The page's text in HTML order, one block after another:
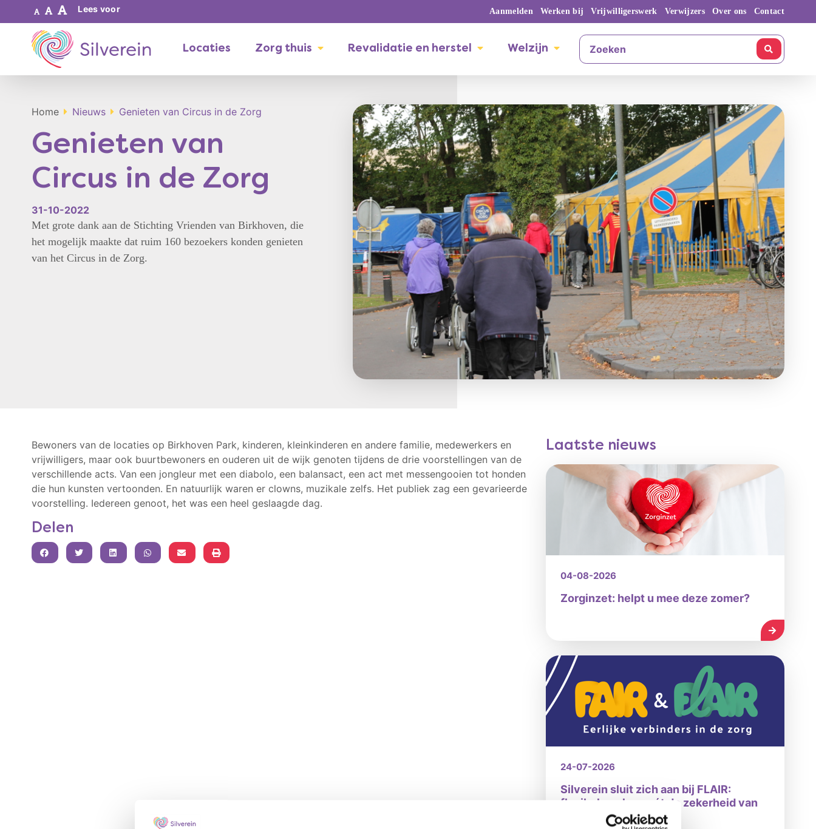
Lees voor Aanmelden Werken bij Vrijwilligerswerk Verwijzers Over ons Contact
Locaties Zorg thuis Revalidatie en herstel Welzijn
Home Nieuws Genieten van Circus in de Zorg
Genieten van
Circus in de Zorg
31-10-2022
Met grote dank aan de Stichting Vrienden van Birkhoven, die
het mogelijk maakte dat ruim 160 bezoekers konden genieten
van het Circus in de Zorg.
Bewoners van de locaties op Birkhoven Park, kinderen, kleinkinderen en andere familie, medewerkers en
vrijwilligers, maar ook buurtbewoners en ouderen uit de wijk genoten tijdens de drie voorstellingen van de
verschillende acts. Van een jongleur met een diabolo, een balansact, een act met messengooien tot honden
die hun kunsten vertoonden. En natuurlijk waren er clowns, muzikale zelfs. Het publiek zag een gevarieerde
voorstelling. Iedereen genoot, het was een heel geslaagde dag.
Delen
FACEBOOKTWITTERLINKEDINWHATSAPP
Laatste nieuws
04-08-2026
Zorginzet: helpt u mee deze zomer?
LEES
24-07-2026
Silverein sluit zich aan bij FLAIR:
flexibel werken mét de zekerheid van
loondienst